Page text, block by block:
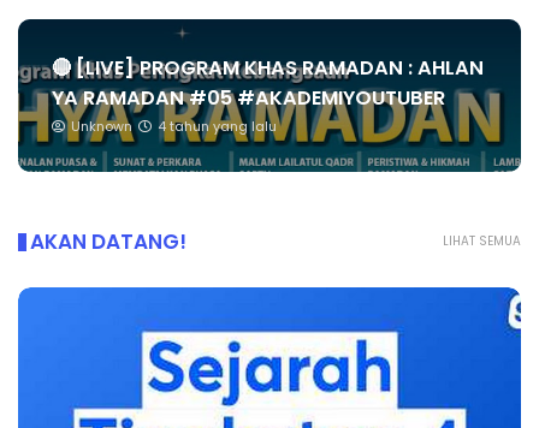
🔴 [LIVE] PROGRAM KHAS RAMADAN : AHLAN
YA RAMADAN #05 #AKADEMIYOUTUBER
Unknown 4 tahun yang lalu
LIHAT SEMUA
AKAN DATANG!